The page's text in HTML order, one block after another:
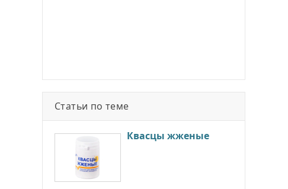
Статьи по теме
Квасцы жженые